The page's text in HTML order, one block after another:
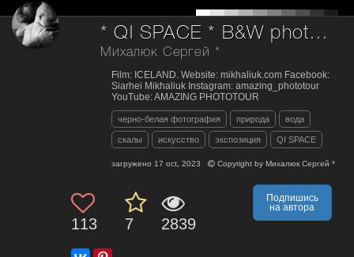
* QI SPACE * B&W photo Exhibition
Михалюк Сергей *
Film: ICELAND. Website: mikhaliuk.com Facebook:
Siarhei Mikhaliuk Instagram: amazing_phototour
YouTube: AMAZING PHOTOTOUR
черно-белая фотография природа вода
скалы искусство экспозиция QI SPACE
загружено 17 oct, 2023 Copyright by Михалюк Сергей *
113 7 2839
Подпишись
на автора